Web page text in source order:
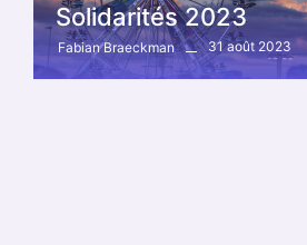
Solidarités 2023
Fabian Braeckman 31 août 2023